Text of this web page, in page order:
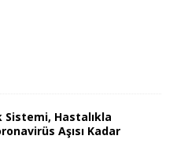
Sistemi, Hastalıkla
Aşısı Kadar